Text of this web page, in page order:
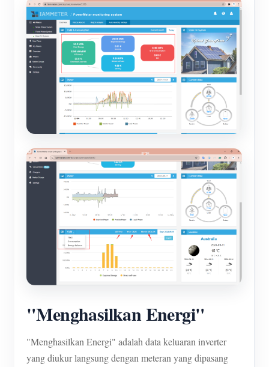
"Menghasilkan Energi"
"Menghasilkan Energi" adalah data keluaran inverter
yang diukur langsung dengan meteran yang dipasang